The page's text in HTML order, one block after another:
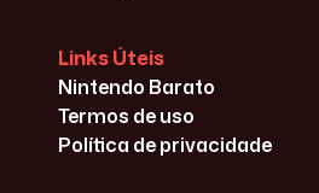
Links Úteis
Nintendo Barato
Termos de uso
Política de privacidade